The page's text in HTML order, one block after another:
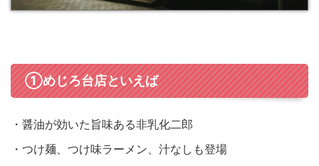
①めじろ台店といえば
・醤油が効いた旨味ある非乳化二郎
・つけ麺、つけ味ラーメン、汁なしも登場